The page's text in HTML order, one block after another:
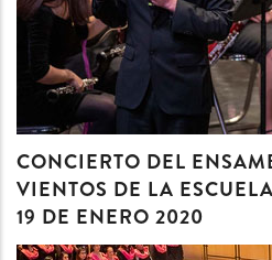
CONCIERTO DEL
VIENTOS DE LA
19 DE ENERO 2020